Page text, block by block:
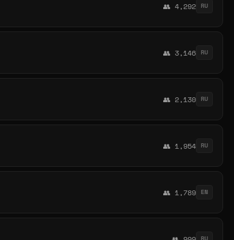
👥 4,292 RU
👥 3,146 RU
👥 2,130 RU
👥 1,954 RU
👥 1,789 EN